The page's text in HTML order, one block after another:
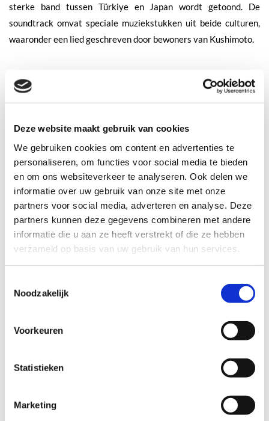
Deze website maakt gebruik van cookies
We gebruiken cookies om content en advertenties te
personaliseren, om functies voor social media te bieden
en om ons websiteverkeer te analyseren. Ook delen we
informatie over uw gebruik van onze site met onze
partners voor social media, adverteren en analyse. Deze
partners kunnen deze gegevens combineren met andere
informatie die u aan ze heeft verstrekt of die ze hebben
verzameld op basis van uw gebruik van hun services.
Noodzakelijk
Voorkeuren
Statistieken
Marketing
sterke band tussen Türkiye en Japan wordt getoond. De
soundtrack omvat speciale muziekstukken uit beide culturen,
waaronder een lied geschreven door bewoners van Kushimoto.
waarbij Japanse groene thee werd gecombineerd met Turkse
baklava, in samenwerking met bekende Japanse makers.
Gasten konden ook genieten van de Turkse cultuur en afsluiten
Prof. Ahmet Bolat zei over de evenementen: “We zijn trots om de
rijke Turkse cultuur te laten zien en onze hechte vriendschap met
Japan te vieren. Deelname aan Expo 2025 Osaka past perfect bij
onze missie om werelden met elkaar te verbinden.”
Met haar deelname aan de Expo blijft Turkish Airlines bouwen
van Turkish Airlines:
Turkish Airlines, opgericht in 1933 met aanvankelijk vijf